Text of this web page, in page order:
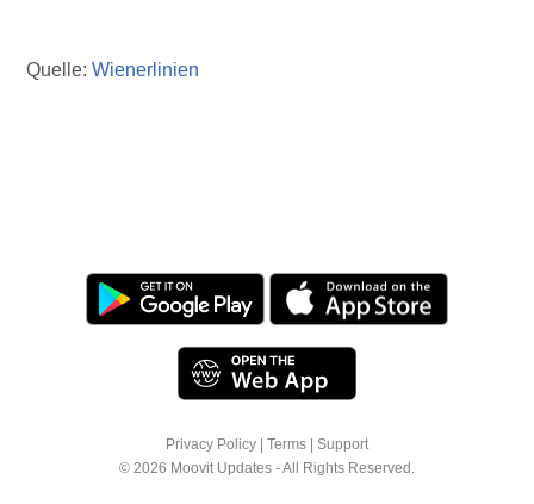
Quelle: Wienerlinien
Privacy Policy | Terms | Support
© 2026 Moovit Updates - All Rights Reserved.